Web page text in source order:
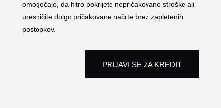
omogočajo, da hitro pokrijete nepričakovane stroške ali
uresničite dolgo pričakovane načrte brez zapletenih
postopkov.
PRIJAVI SE ZA KREDIT